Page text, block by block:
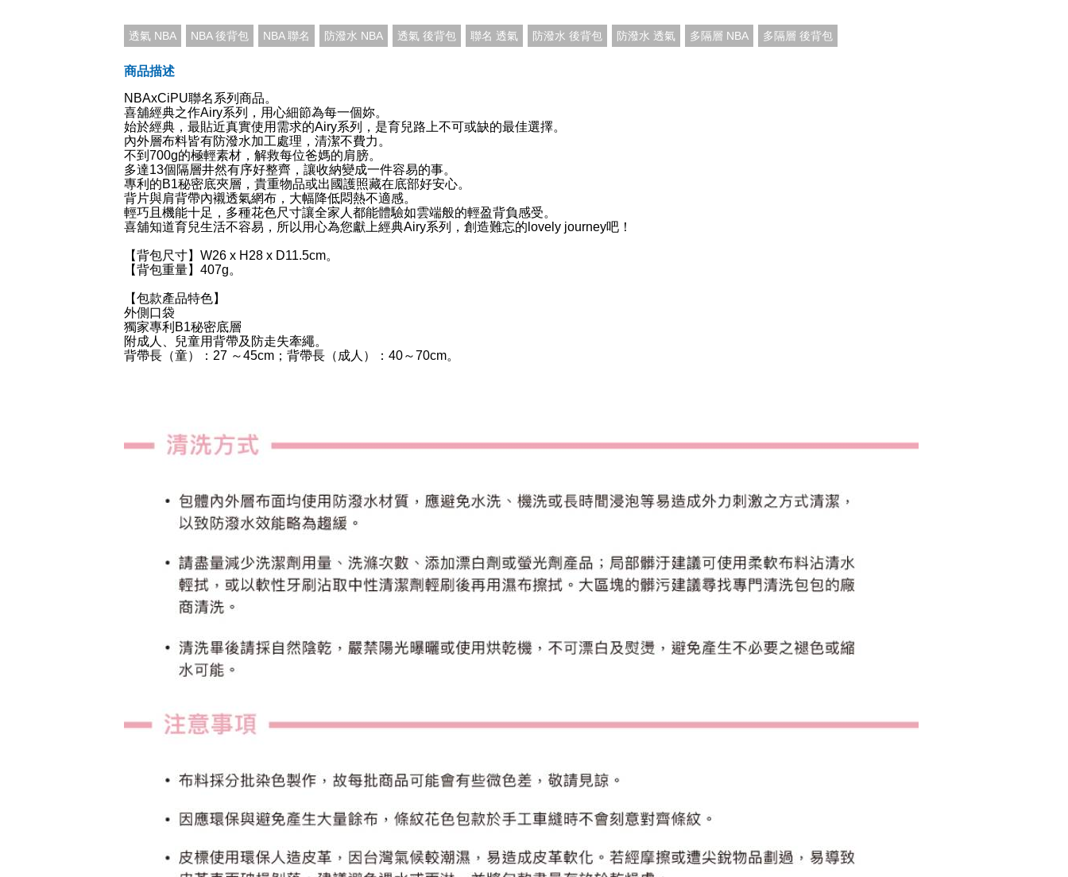
透氣 NBA NBA 後背包 NBA 聯名 防潑水 NBA 透氣 後背包 聯名 透氣 防潑水 後背包 防潑水 透氣 多隔層 NBA 多隔層 後背包
商品描述
NBAxCiPU聯名系列商品。
喜舖經典之作Airy系列，用心細節為每一個妳。
始於經典，最貼近真實使用需求的Airy系列，是育兒路上不可或缺的最佳選擇。
內外層布料皆有防潑水加工處理，清潔不費力。
不到700g的極輕素材，解救每位爸媽的肩膀。
多達13個隔層井然有序好整齊，讓收納變成一件容易的事。
專利的B1秘密底夾層，貴重物品或出國護照藏在底部好安心。
背片與肩背帶內襯透氣網布，大幅降低悶熱不適感。
輕巧且機能十足，多種花色尺寸讓全家人都能體驗如雲端般的輕盈背負感受。
喜舖知道育兒生活不容易，所以用心為您獻上經典Airy系列，創造難忘的lovely journey吧！
【背包尺寸】W26 x H28 x D11.5cm。
【背包重量】407g。
【包款產品特色】
外側口袋
獨家專利B1秘密底層
附成人、兒童用背帶及防走失牽繩。
背帶長（童）：27 ～45cm；背帶長（成人）：40～70cm。